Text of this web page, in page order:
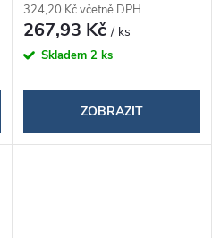
324,20 Kč včetně DPH
267,93 Kč/ ks
Skladem 2 ks
ZOBRAZIT